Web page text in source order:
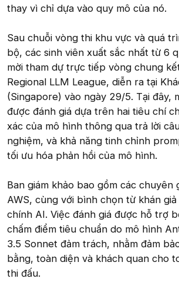
thay vì chỉ dựa vào quy mô của nó.
Sau chuỗi vòng thi khu vực và quá
bộ, các sinh viên xuất sắc nhất từ 6
mời tham dự trực tiếp vòng chung
Regional LLM League, diễn ra tại
(Singapore) vào ngày 29/5. Tại đây,
được đánh giá dựa trên hai tiêu chí
xác của mô hình thông qua trả lời
nghiệm, và khả năng tinh chỉnh
tối ưu hóa phản hồi của mô hình.
Ban giám khảo bao gồm các chuyên
AWS, cùng với bình chọn từ khán
chính AI. Việc đánh giá được hỗ trợ
chấm điểm tiêu chuẩn do mô hình
3.5 Sonnet đảm trách, nhằm đảm
bằng, toàn diện và khách quan cho
thi đấu.